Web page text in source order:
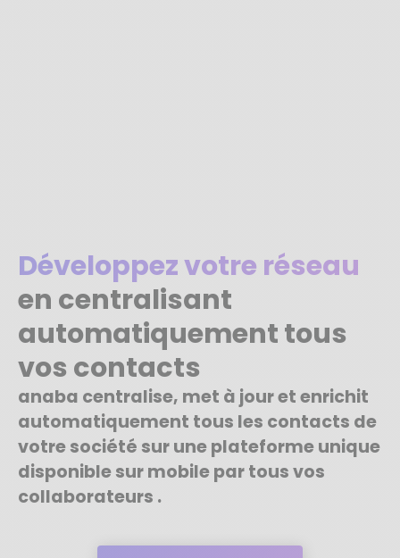
Développez votre réseau
en centralisant
automatiquement tous
vos contacts
anaba centralise, met à jour et enrichit
automatiquement tous les contacts de
votre société sur une plateforme unique
disponible sur mobile par tous vos
collaborateurs .